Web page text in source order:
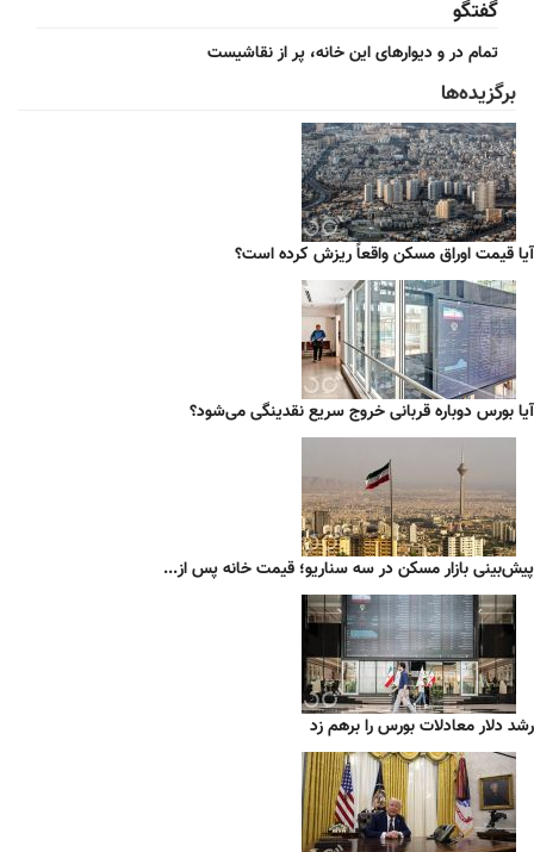
گفتگو
تمام در و دیوارهای این خانه، پر از نقاشیست
برگزیده‌ها
آیا قیمت اوراق مسکن واقعاً ریزش کرده است؟
آیا بورس دوباره قربانی خروج سریع نقدینگی می‌شود؟
پیش‌بینی بازار مسکن در سه سناریو؛ قیمت خانه پس از...
رشد دلار معادلات بورس را برهم زد